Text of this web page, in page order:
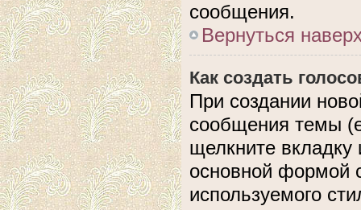
сообщения.
Вернуться
Как создать
При создании
сообщения темы
щелкните
основной формой
используемого